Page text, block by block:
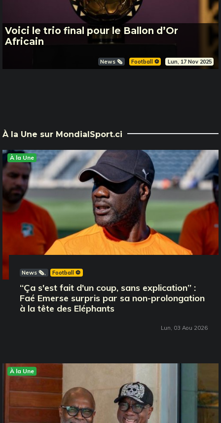
Voici le trio final pour le Ballon d’Or
Africain
News 🗞️ Football ⚽️ Lun, 17 Nov 2025
À la Une sur MondialSport.ci
À la Une
News 🗞️ Football ⚽️
‘‘Ça s'est fait d'un coup, sans explication’’ :
Faé Emerse surpris par sa non-prolongation
à la tête des Eléphants
Lun, 03 Aou 2026
À la Une